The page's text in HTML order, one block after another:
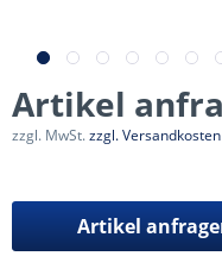
Artikel
zzgl. MwSt.zzgl. Versandkosten
Artikel